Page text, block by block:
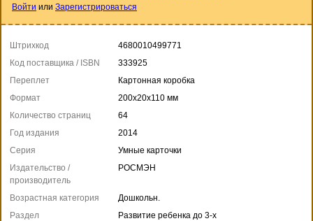
Войти или Зарегистрироваться
Штрихкод
4680010499771
Код поставщика / ISBN
333925
Переплет
Картонная коробка
Формат
200x20x110 мм
Количество страниц
64
Год издания
2014
Серия
Умные карточки
Издательство /
производитель
РОСМЭН
Возрастная категория
Дошкольн.
Раздел
Развитие ребенка до 3-х